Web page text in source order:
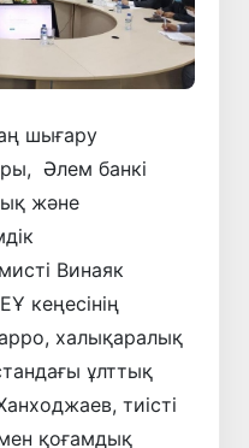
шығару
Әлем банкі
және
Винаяк
кеңесінің
халықаралық
ұлттық
тиісті
қоғамдық